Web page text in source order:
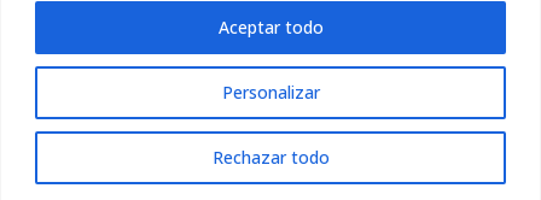
Personalizar
Rechazar todo
Aceptar todo
Copyright ©. All rights Reserved by
Logisticaytransportes.
Aviso Legal|Política privacidad